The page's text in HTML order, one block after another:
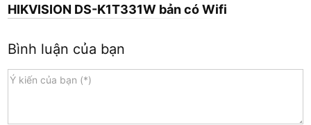
HIKVISION DS-K1T331W bản có Wifi
Bình luận của bạn